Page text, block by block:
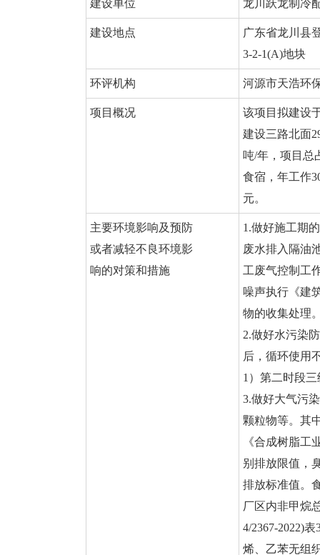
建设单位 龙川跃龙制冷
建设地点
广东省龙川县
3-2-1(A)地块
环评机构 河源市天浩环
项目概况
该项目拟建设
建设三路北面
吨/年，项目总
食宿，年工作
元。
主要环境影响及预防
或者减轻不良环境影
响的对策和措施
1.做好施工期
废水排入隔油
工废气控制工
噪声执行《建
物的收集处理
2.做好水污染
后，循环使用
1）第二时段
3.做好大气污
颗粒物等。其
《合成树脂工
别排放限值，
排放标准值。
厂区内非甲烷
4/2367-2022)
烯、乙苯无组